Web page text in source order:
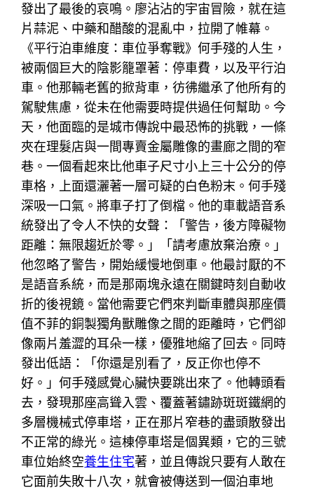
發出了最後的哀鳴。廖沾沾的宇宙冒險，就在這
片蒜泥、中藥和醋酸的混亂中，拉開了帷幕。
《平行泊車維度：車位爭奪戰》何手殘的人生，
被兩個巨大的陰影籠罩著：停車費，以及平行泊
車。他那輛老舊的掀背車，彷彿繼承了他所有的
駕駛焦慮，從未在他需要時提供過任何幫助。今
天，他面臨的是城市傳說中最恐怖的挑戰，一條
夾在理髮店與一間專賣金屬雕像的畫廊之間的窄
巷。一個看起來比他車子尺寸小上三十公分的停
車格，上面還灑著一層可疑的白色粉末。何手殘
深吸一口氣。將車子打了倒檔。他的車載語音系
統發出了令人不快的女聲：「警告，後方障礙物
距離：無限趨近於零。」「請考慮放棄治療。」
他忽略了警告，開始緩慢地倒車。他最討厭的不
是語音系統，而是那兩塊永遠在關鍵時刻自動收
折的後視鏡。當他需要它們來判斷車體與那座價
值不菲的銅製獨角獸雕像之間的距離時，它們卻
像兩片羞澀的耳朵一樣，優雅地縮了回去。同時
發出低語：「你還是別看了，反正你也停不
好。」何手殘感覺心臟快要跳出來了。他轉頭看
去，發現那座高聳入雲、覆蓋著鏽跡斑斑鐵網的
多層機械式停車塔，正在那片窄巷的盡頭散發出
不正常的綠光。這棟停車塔是個異類，它的三號
車位始終空養生住宅著，並且傳說只要有人敢在
它面前失敗十八次，就會被傳送到一個泊車地